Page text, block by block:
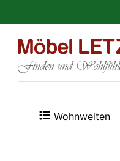
Wohnwelten
Kundenmeinungen
PREMIUM
Schnell